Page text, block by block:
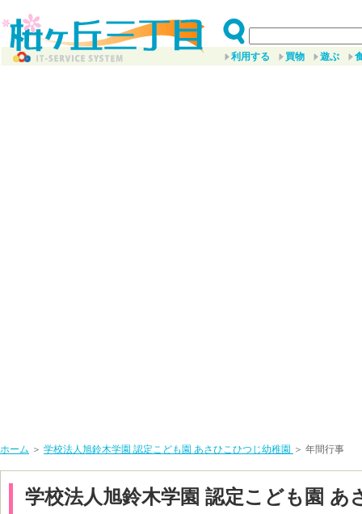
利用する 買物 遊ぶ
ホーム ＞ 学校法人旭鈴木学園 認定こども園 あさひこひつじ幼稚園 ＞ 年間行事
学校法人旭鈴木学園 認定こども園 あ